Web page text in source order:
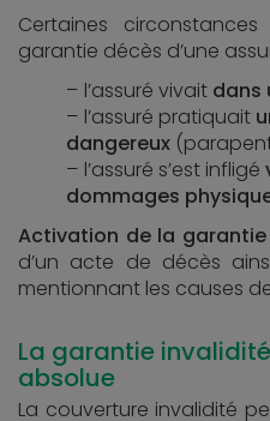
Certaines
garantie décès d’une
l’assuré vivait dans
l’assuré pratiquait
dangereux
l’assuré s’est infligé
dommages
Activation de la garantie
d’un acte de décès
mentionnant les causes
La garantie
absolue
La couverture invalidité